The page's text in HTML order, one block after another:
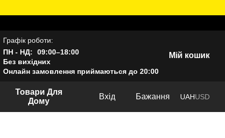
Графік роботи:
ПН - НД:
09:00–18:00
Без вихідних
Онлайн замовлення приймаються до 20:00
Мій кошик
Товари Для
Дому
Вхід Бажання UAHUSD